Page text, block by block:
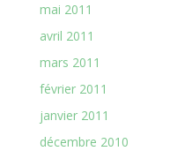
mai 2011
avril 2011
mars 2011
février 2011
janvier 2011
décembre 2010